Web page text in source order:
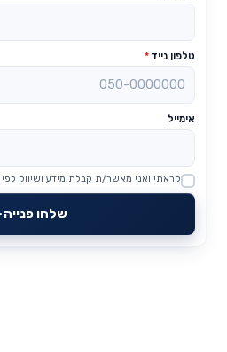
טלפון נייד *
אימייל
Website
קראתי ואני מאשר/ת קבלת מידע ושיווק לפי
שלחו פנייה